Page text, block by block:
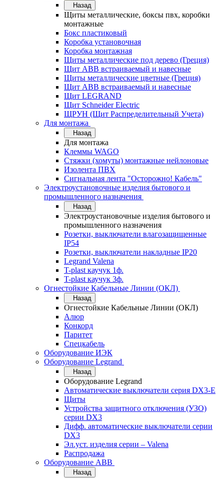
Назад
Щиты металлические, боксы пвх, коробки
монтажные
Бокс пластиковый
Коробка установочная
Коробка монтажная
Щиты металлические под дерево (Греция)
Щит ABB встраиваемый и навесные
Щиты металлические цветные (Греция)
Щит ABB встраиваемый и навесные
Щит LEGRAND
Щит Schneider Electric
ЩРУН (Щит Распределительный Учета)
Для монтажа
Назад
Для монтажа
Клеммы WAGO
Стяжки (хомуты) монтажные нейлоновые
Изолента ПВХ
Сигнальная лента "Осторожно! Кабель"
Электроустановочные изделия бытового и
промышленного назначения
Назад
Электроустановочные изделия бытового и
промышленного назначения
Розетки, выключатели влагозащищенные
IP54
Розетки, выключатели накладные IP20
Legrand Valena
T-plast каучук 1ф.
T-plast каучук 3ф.
Огнестойкие Кабельные Линии (ОКЛ)
Назад
Огнестойкие Кабельные Линии (ОКЛ)
Алюр
Конкорд
Паритет
Спецкабель
Оборудование ИЭК
Оборудование Legrand
Назад
Оборудование Legrand
Автоматические выключатели серия DX3-E
Щиты
Устройства защитного отключения (УЗО)
серии DX3
Дифф. автоматические выключатели серии
DX3
Эл.уст. изделия серии – Valena
Распродажа
Оборудование АВВ
Назад